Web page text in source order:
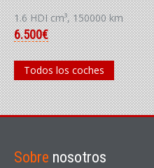
1.6 HDI cm³, 150000 km
6.500€
Todos los coches
Sobre nosotros